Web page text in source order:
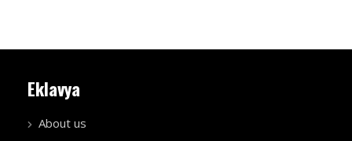
Eklavya
About us